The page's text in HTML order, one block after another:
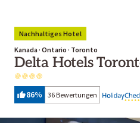
Nachhaltiges Hotel
Kanada · Ontario · Toronto
Delta Hotels
86% 36 Bewertungen